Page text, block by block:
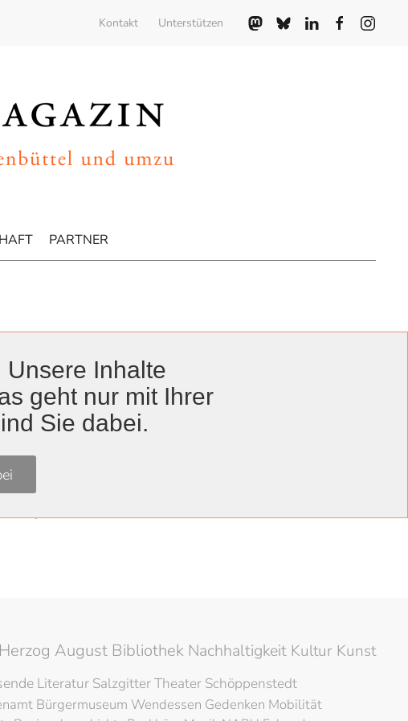
Kontakt Unterstützen
PARTNER
03. Juli 2025
Herzog August Bibliothek Nachhaltigkeit Kultur Kunst
Literatur SalzgitterTheater Schöppenstedt
Bürgermuseum Wendessen Gedenken Mobilität
Unsere Inhalte
geht nur mit Ihrer
Sie dabei.